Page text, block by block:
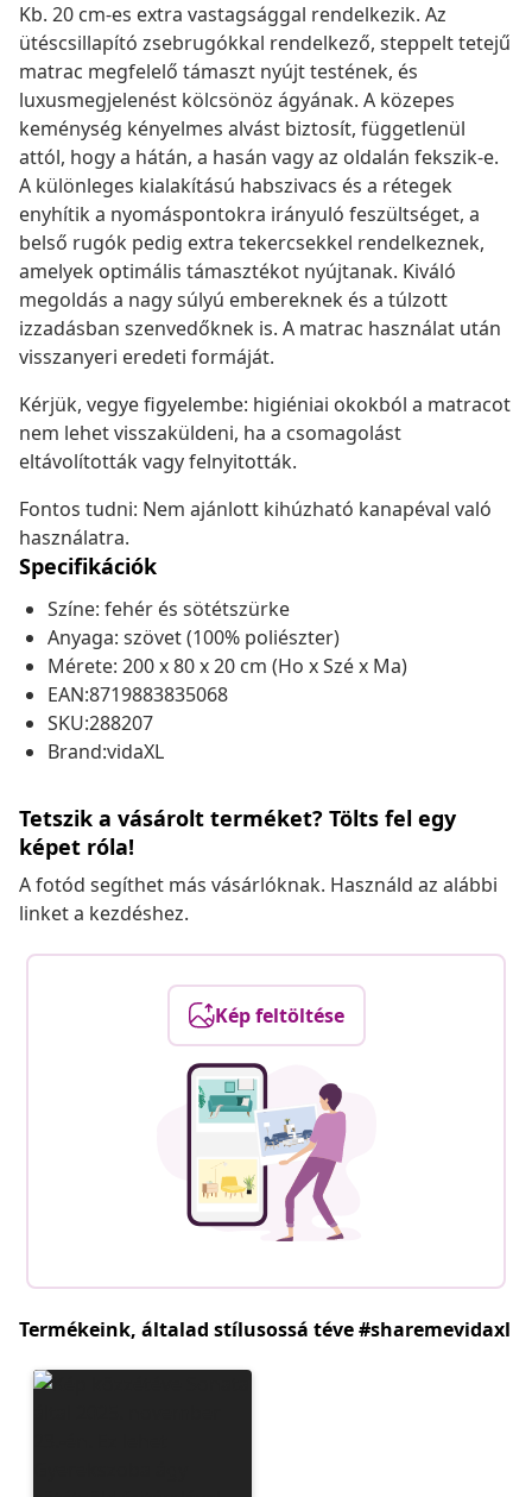
Kb. 20 cm-es extra vastagsággal rendelkezik. Az
ütéscsillapító zsebrugókkal rendelkező, steppelt tetejű
matrac megfelelő támaszt nyújt testének, és
luxusmegjelenést kölcsönöz ágyának. A közepes
keménység kényelmes alvást biztosít, függetlenül
attól, hogy a hátán, a hasán vagy az oldalán fekszik-e.
A különleges kialakítású habszivacs és a rétegek
enyhítik a nyomáspontokra irányuló feszültséget, a
belső rugók pedig extra tekercsekkel rendelkeznek,
amelyek optimális támasztékot nyújtanak. Kiváló
megoldás a nagy súlyú embereknek és a túlzott
izzadásban szenvedőknek is. A matrac használat után
visszanyeri eredeti formáját.
Kérjük, vegye figyelembe: higiéniai okokból a matracot
nem lehet visszaküldeni, ha a csomagolást
eltávolították vagy felnyitották.
Fontos tudni: Nem ajánlott kihúzható kanapéval való
használatra.
Specifikációk
Színe: fehér és sötétszürke
Anyaga: szövet (100% poliészter)
Mérete: 200 x 80 x 20 cm (Ho x Szé x Ma)
EAN:8719883835068
SKU:288207
Brand:vidaXL
Tetszik a vásárolt terméket? Tölts fel egy
képet róla!
A fotód segíthet más vásárlóknak. Használd az alábbi
linket a kezdéshez.
Kép feltöltése
Termékeink, általad stílusossá téve #sharemevidaxl